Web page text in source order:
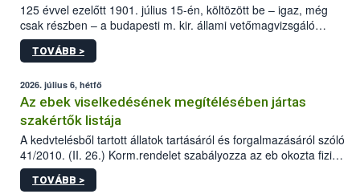
125 évvel ezelőtt 1901. július 15-én, költözött be – igaz, még
csak részben – a budapesti m. kir. állami vetőmagvizsgáló
állomás a Kis Rókus utca 15. szám alatti, Czigler Győző által
tervezett új épületébe.
TOVÁBB >
2026. július 6, hétfő
Az ebek viselkedésének megítélésében jártas
szakértők listája
A kedvtelésből tartott állatok tartásáról és forgalmazásáról szóló
41/2010. (II. 26.) Korm.rendelet szabályozza az eb okozta fizikai
sérülés, illetve ennek veszélye keletkezésekor felmerülő
hatósági feladatokat, valamint a veszélyes eb tartását és annak
TOVÁBB >